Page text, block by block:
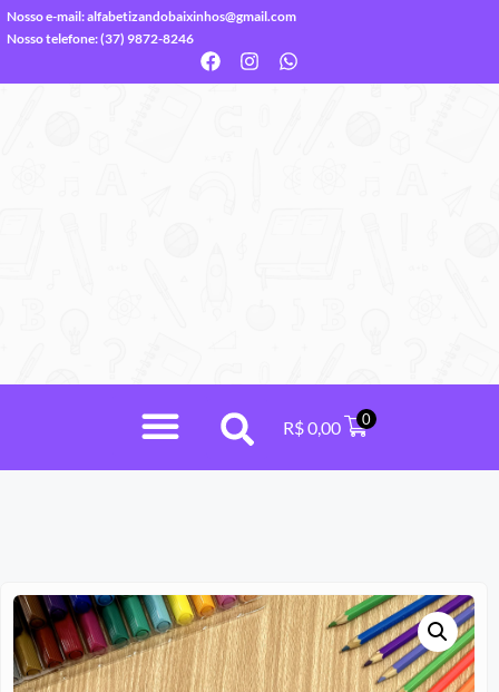
Nosso e-mail:alfabetizandobaixinhos@gmail.com
Nosso telefone: (37) 9872-8246
R$0,00 0